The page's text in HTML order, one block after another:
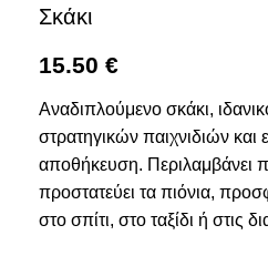
Σκάκι
15.50 €
Αναδιπλούμενο σκάκι,
στρατηγικών παιχνιδιών και
αποθήκευση. Περιλαμβάνει
προστατεύει τα πιόνια,
στο σπίτι, στο ταξίδι ή στις